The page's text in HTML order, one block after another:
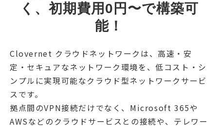
く、初期費用0円〜で構築可
能！
Clovernet クラウドネットワークは、高速・安
定・セキュアなネットワーク環境を、低コスト・シ
ンプルに実現可能なクラウド型ネットワークサービ
スです。
拠点間のVPN接続だけでなく、Microsoft 365や
AWSなどのクラウドサービスとの接続や、テレワー